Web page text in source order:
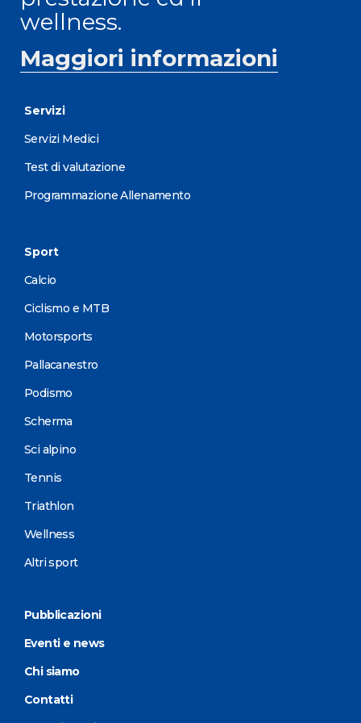
wellness.
Maggiori informazioni
Servizi
Servizi Medici
Test di valutazione
Programmazione Allenamento
Sport
Calcio
Ciclismo e MTB
Motorsports
Pallacanestro
Podismo
Scherma
Sci alpino
Tennis
Triathlon
Wellness
Altri sport
Pubblicazioni
Eventi e news
Chi siamo
Contatti